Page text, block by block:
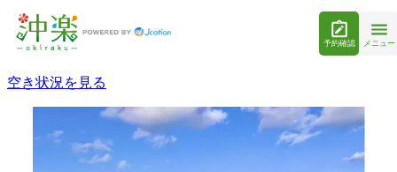
予約確認 メニュー
空き状況を見る